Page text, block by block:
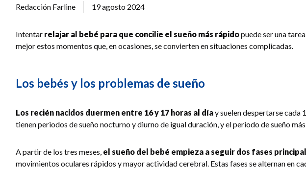
Redacción Farline 19 agosto 2024
Intentar relajar al bebé para que concilie el sueño más rápidopuede ser una
mejor estos momentos que, en ocasiones, se convierten en situaciones complicadas.
Los bebés y los problemas de sueño
Los recién nacidos duermen entre 16 y 17 horas al díay suelen despertarse cada
tienen periodos de sueño nocturno y diurno de igual duración, y el periodo de sueño
A partir de los tres meses, el sueño del bebé empieza a seguir dos fases
movimientos oculares rápidos y mayor actividad cerebral. Estas fases se alternan en